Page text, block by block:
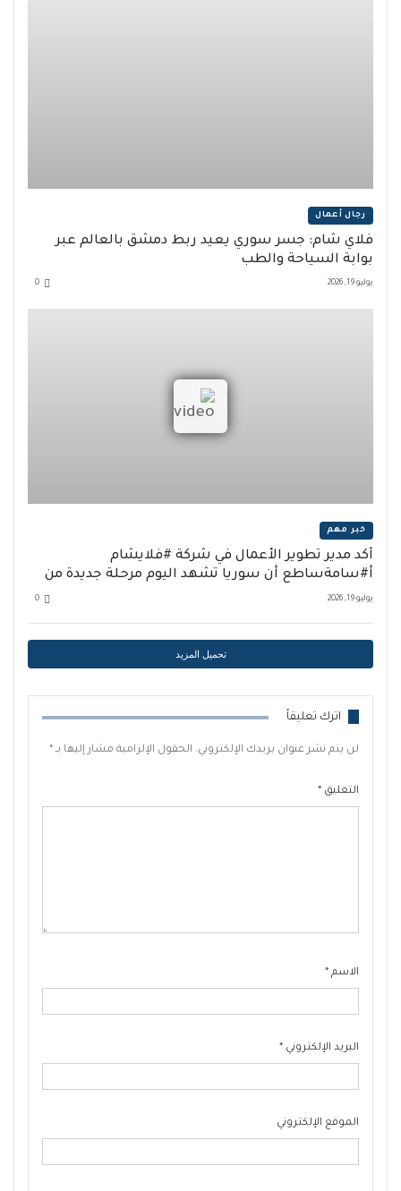
رجال أعمال
فلاي شام: جسر سوري يعيد ربط دمشق بالعالم عبر
بوابة السياحة والطب
يوليو 19, 2026 0
خبر مهم
أكد مدير تطوير الأعمال في شركة #فلايشام
أ#سامةساطع أن سوريا تشهد اليوم مرحلة جديدة من
الازدهار السياحي والانفتاح التدريجي على المحيطين
يوليو 19, 2026 0
تحميل المزيد
اترك تعليقاً
لن يتم نشر عنوان بريدك الإلكتروني. الحقول الإلزامية مشار إليها بـ *
التعليق *
الاسم *
البريد الإلكتروني *
الموقع الإلكتروني